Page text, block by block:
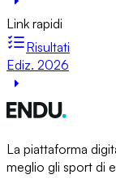
Link rapidi
Risultati
Ediz. 2026
La piattaforma
meglio gli sport di